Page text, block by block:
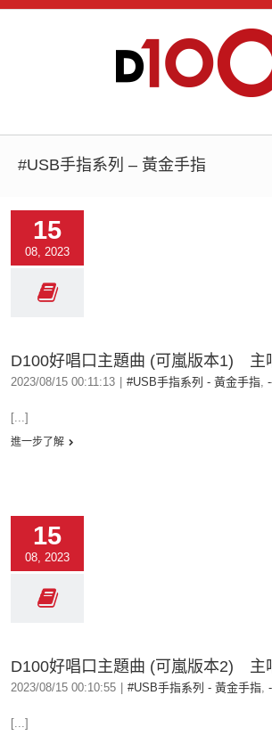
#USB手指系列 – 黃金手指
15
08, 2023
D100好唱口主題曲 (可嵐版本1) 主
2023/08/15 00:11:13 #USB手指系列 - 黃金手指,
[...]
進一步了解
15
08, 2023
D100好唱口主題曲 (可嵐版本2) 主
2023/08/15 00:10:55 #USB手指系列 - 黃金手指,
[...]